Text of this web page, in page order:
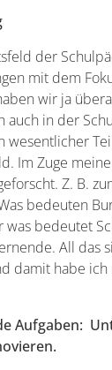
der
mit dem
wir ja
in der
wesentlicher
Im Zuge
Z. B.
bedeuten
was bedeutet
All das
damit habe
Aufgaben: